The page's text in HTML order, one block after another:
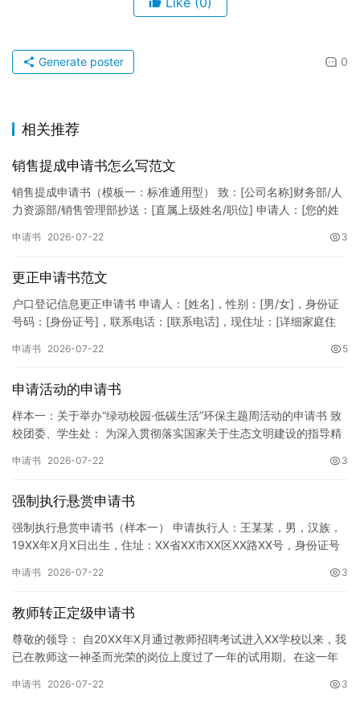
0
Generate poster
相关推荐
销售提成申请书怎么写范文
销售提成申请书（模板一：标准通用型） 致：[公司名称]财务部/人
力资源部/销售管理部抄送：[直属上级姓名/职位] 申请人：[您的姓
申请书 2026-07-22 3
更正申请书范文
户口登记信息更正申请书 申请人：[姓名]，性别：[男/女]，身份证
号码：[身份证号]，联系电话：[联系电话]，现住址：[详细家庭住
申请书 2026-07-22 5
申请活动的申请书
样本一：关于举办“绿动校园·低碳生活”环保主题周活动的申请书 致
校团委、学生处： 为深入贯彻落实国家关于生态文明建设的指导精
申请书 2026-07-22 3
强制执行悬赏申请书
强制执行悬赏申请书（样本一） 申请执行人：王某某，男，汉族，
19XX年X月X日出生，住址：XX省XX市XX区XX路XX号，身份证号
申请书 2026-07-22 3
教师转正定级申请书
尊敬的领导： 自20XX年X月通过教师招聘考试进入XX学校以来，我
已在教师这一神圣而光荣的岗位上度过了一年的试用期。在这一年
申请书 2026-07-22 3